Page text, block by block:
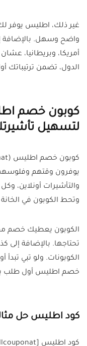
غير ذلك، اطليس يوفر
واضح وسهل. بالإضافة
أمريكا، وبريطانيا،
الدول، تضمن ترتيباتك
كوبون خصم
لتسهيل
يوفرون وقتهم
والتأشيرات أونلاين،
وتحط الكوبون في
تحتاجها. بالإضافة
الكوبونات. ولو تبي
خصم اطليس أول طلب
كود اطليس حل